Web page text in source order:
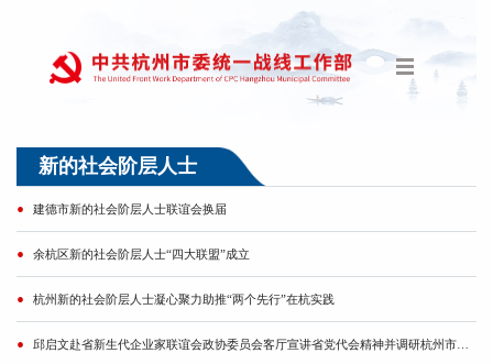
新的社会阶层人士
建德市新的社会阶层人士联谊会换届
余杭区新的社会阶层人士“四大联盟”成立
杭州新的社会阶层人士凝心聚力助推“两个先行”在杭实践